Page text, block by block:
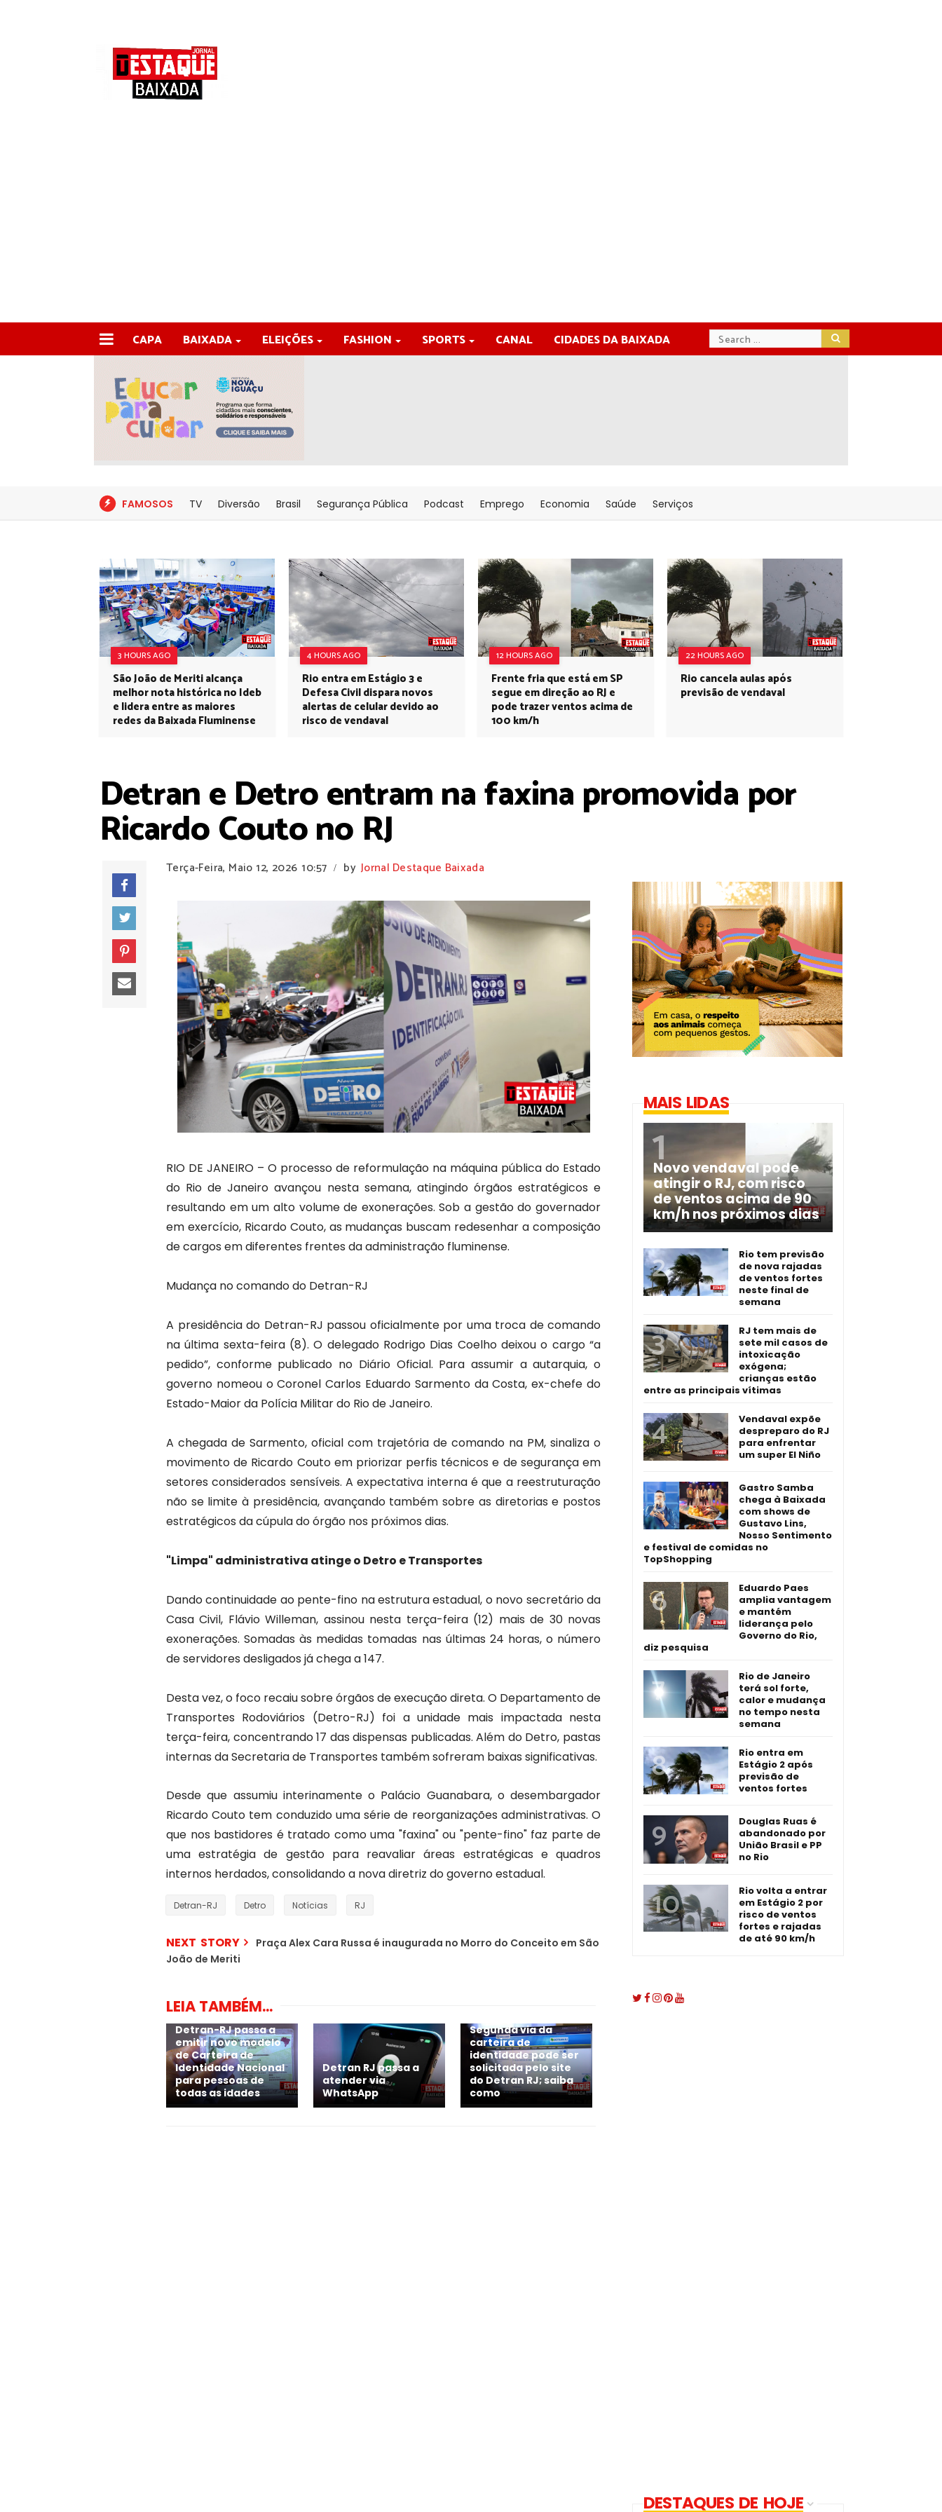
CAPA BAIXADA ELEIÇÕES FASHION SPORTS CANAL CIDADES DA BAIXADA
FAMOSOS TV Diversão Brasil Segurança Pública Podcast Emprego Economia Saúde Serviços
3 HOURS AGO
São João de Meriti alcança
melhor nota histórica no Ideb
e lidera entre as maiores
redes da Baixada Fluminense
4 HOURS AGO
Rio entra em Estágio 3 e
Defesa Civil dispara novos
alertas de celular devido ao
risco de vendaval
12 HOURS AGO
Frente fria que está em SP
segue em direção ao RJ e
pode trazer ventos acima de
100 km/h
22 HOURS AGO
Rio cancela aulas após
previsão de vendaval
Detran e Detro entram na faxina promovida por
Ricardo Couto no RJ
Terça-Feira, Maio 12, 2026 10:57 / by Jornal Destaque Baixada
RIO DE JANEIRO – O processo de reformulação na máquina pública do Estado
do Rio de Janeiro avançou nesta semana, atingindo órgãos estratégicos e
resultando em um alto volume de exonerações. Sob a gestão do governador
em exercício, Ricardo Couto, as mudanças buscam redesenhar a composição
de cargos em diferentes frentes da administração fluminense.
Mudança no comando do Detran-RJ
A presidência do Detran-RJ passou oficialmente por uma troca de comando
na última sexta-feira (8). O delegado Rodrigo Dias Coelho deixou o cargo “a
pedido”, conforme publicado no Diário Oficial. Para assumir a autarquia, o
governo nomeou o Coronel Carlos Eduardo Sarmento da Costa, ex-chefe do
Estado-Maior da Polícia Militar do Rio de Janeiro.
A chegada de Sarmento, oficial com trajetória de comando na PM, sinaliza o
movimento de Ricardo Couto em priorizar perfis técnicos e de segurança em
setores considerados sensíveis. A expectativa interna é que a reestruturação
não se limite à presidência, avançando também sobre as diretorias e postos
estratégicos da cúpula do órgão nos próximos dias.
"Limpa" administrativa atinge o Detro e Transportes
Dando continuidade ao pente-fino na estrutura estadual, o novo secretário da
Casa Civil, Flávio Willeman, assinou nesta terça-feira (12) mais de 30 novas
exonerações. Somadas às medidas tomadas nas últimas 24 horas, o número
de servidores desligados já chega a 147.
Desta vez, o foco recaiu sobre órgãos de execução direta. O Departamento de
Transportes Rodoviários (Detro-RJ) foi a unidade mais impactada nesta
terça-feira, concentrando 17 das dispensas publicadas. Além do Detro, pastas
internas da Secretaria de Transportes também sofreram baixas significativas.
Desde que assumiu interinamente o Palácio Guanabara, o desembargador
Ricardo Couto tem conduzido uma série de reorganizações administrativas. O
que nos bastidores é tratado como uma "faxina" ou "pente-fino" faz parte de
uma estratégia de gestão para reavaliar áreas estratégicas e quadros
internos herdados, consolidando a nova diretriz do governo estadual.
Detran-RJ Detro Notícias RJ
NEXT STORY
Praça Alex Cara Russa é inaugurada no Morro do Conceito em São
João de Meriti
LEIA TAMBÉM...
Detran-RJ passa a
emitir novo modelo
de Carteira de
Identidade Nacional
para pessoas de
todas as idades
Detran RJ passa a
atender via
WhatsApp
Segunda via da
carteira de
identidade pode ser
solicitada pelo site
do Detran RJ; saiba
como
MAIS LIDAS
Novo vendaval pode
atingir o RJ, com risco
de ventos acima de 90
km/h nos próximos dias
Rio tem previsão
de nova rajadas
de ventos fortes
neste final de
semana
RJ tem mais de
sete mil casos de
intoxicação
exógena;
crianças estão
entre as principais vítimas
Vendaval expõe
despreparo do RJ
para enfrentar
um super El Niño
Gastro Samba
chega à Baixada
com shows de
Gustavo Lins,
Nosso Sentimento
e festival de comidas no
TopShopping
Eduardo Paes
amplia vantagem
e mantém
liderança pelo
Governo do Rio,
diz pesquisa
Rio de Janeiro
terá sol forte,
calor e mudança
no tempo nesta
semana
Rio entra em
Estágio 2 após
previsão de
ventos fortes
Douglas Ruas é
abandonado por
União Brasil e PP
no Rio
Rio volta a entrar
em Estágio 2 por
risco de ventos
fortes e rajadas
de até 90 km/h
DESTAQUES DE HOJE